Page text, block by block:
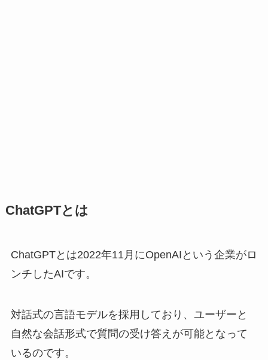
ChatGPTとは
ChatGPTとは2022年11月にOpenAIという企業がロ
ンチしたAIです。
対話式の言語モデルを採用しており、ユーザーと
自然な会話形式で質問の受け答えが可能となって
いるのです。